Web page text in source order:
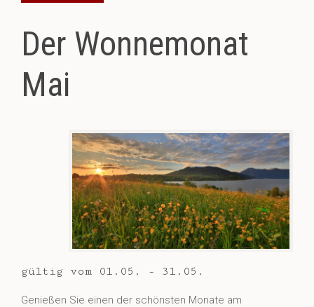
Der Wonnemonat
Mai
gültig vom 01.05. - 31.05.
Genießen Sie einen der schönsten Monate am